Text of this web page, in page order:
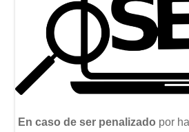
En caso de ser penalizado por